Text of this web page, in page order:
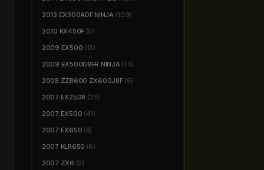
2013 EX300ADF NINJA (109)
2010 KX450F (5)
2009 EX500 (13)
2009 EX500D9FR NINJA (25)
2008 ZZR600 ZX600J8F (5)
2007 EX250R (23)
2007 EX500 (41)
2007 EX650 (8)
2007 KLR650 (6)
2007 ZX6 (2)